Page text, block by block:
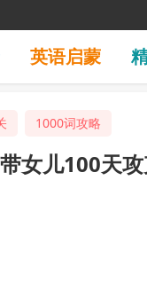
英语启蒙
1000词攻略
女儿100天